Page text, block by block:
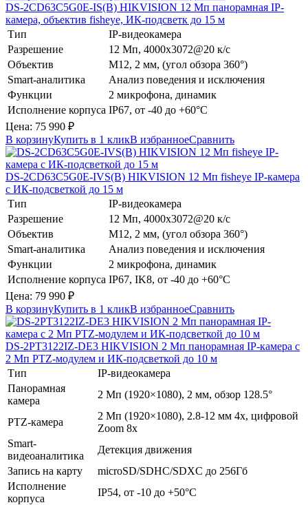
DS-2CD63C5G0E-IS(B) HIKVISION 12 Мп панорамная IP-
камера, объектив fisheye, ИК-подсветк до 15 м
Тип
IP-видеокамера
Разрешение
12 Мп, 4000x3072@20 к/с
Объектив
М12, 2 мм, (угол обзора 360°)
Smart-аналитика
Анализ поведения и исключения
Функции
2 микрофона, динамик
Исполнение корпуса IP67, от -40 до +60°C
Цена: 75 990 ₽
В корзинуКупить в 1 кликВ избранноеСравнить
DS-2CD63C5G0E-IVS(B) HIKVISION 12 Мп fisheye IP-камера
с ИК-подсветкой до 15 м
Тип
IP-видеокамера
Разрешение
12 Мп, 4000x3072@20 к/с
Объектив
М12, 2 мм, (угол обзора 360°)
Smart-аналитика
Анализ поведения и исключения
Функции
2 микрофона, динамик
Исполнение корпуса IP67, IK8, от -40 до +60°C
Цена: 79 990 ₽
В корзинуКупить в 1 кликВ избранноеСравнить
DS-2PT3122IZ-DE3 HIKVISION 2 Мп панорамная IP-камера с
2 Мп PTZ-модулем и ИК-подсветкой до 10 м
Тип
IP-видеокамера
Панорамная
камера
2 Мп (1920×1080), 2 мм, обзор 128.5°
PTZ-камера
2 Мп (1920×1080), 2.8-12 мм 4х, цифровой
Zoom 8x
Smart-
видеоаналитика
Детекция движения
Запись на карту
microSD/SDHC/SDXC до 256Гб
Исполнение
корпуса
IP54, от -10 до +50°C